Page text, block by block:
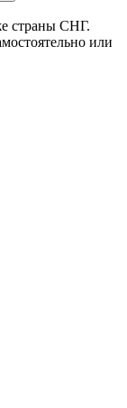
страны СНГ.
или